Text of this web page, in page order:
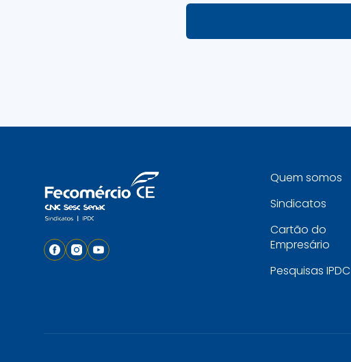
Quem somos
Sindicatos
Cartão do
Empresário
Pesquisas IPDC